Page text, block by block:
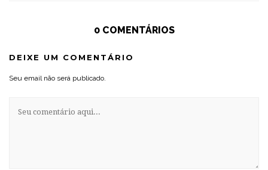
0 COMENTÁRIOS
DEIXE UM COMENTÁRIO
Seu email não será publicado.